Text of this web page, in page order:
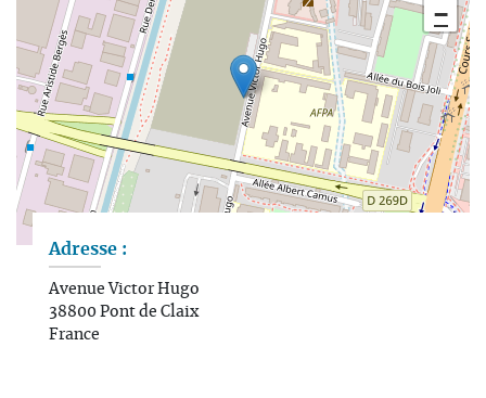
−
Adresse :
Avenue Victor Hugo
38800 Pont de Claix
France